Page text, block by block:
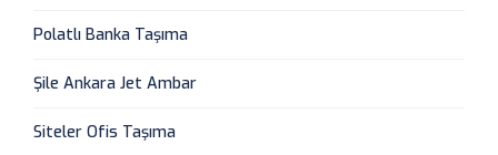
Polatlı Banka Taşıma
Şile Ankara Jet Ambar
Siteler Ofis Taşıma